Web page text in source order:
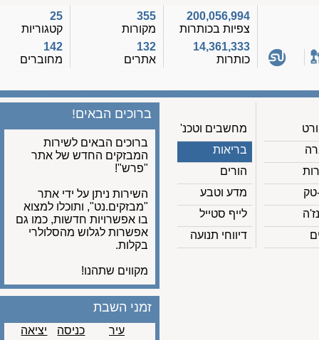
200,056,994
צפיות בכותרות
14,361,333
כותרות
355
מקורות
132
אתרים
קטגוריות
142
מחוברים
מחשבים וטכנ'
בריאות
הורים
מדע וטבע
לייף סטייל
דיווחי תנועה
ברוכים הבאים!
ברוכים הבאים לשירות
המבזקים החדש של אתר
"פרש"!
השירות ניתן על ידי אתר
"מבזקים.נט", ותוכלו למצוא
בו אפשרויות חדשות, כמו גם
אפשרות לגלוש מהסלולרי
בקלות.
מקווים שתהנו!
זמני השבת
עיר כניסה
יציאה